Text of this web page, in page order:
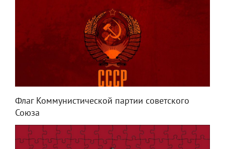
Флаг Коммунистической партии советского
Союза